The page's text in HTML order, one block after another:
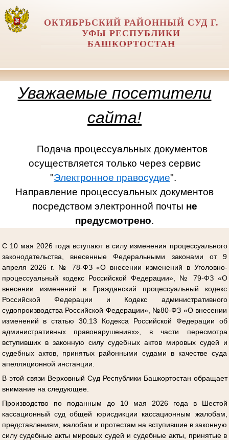
ОКТЯБРЬСКИЙ РАЙОННЫЙ СУД Г.
УФЫ РЕСПУБЛИКИ
БАШКОРТОСТАН
Уважаемые посетители
сайта!
Подача процессуальных документов
осуществляется только через сервис
"Электронное правосудие".
Направление процессуальных документов
посредством электронной почты не
предусмотрено.
С 10 мая 2026 года вступают в силу изменения процессуального
законодательства, внесенные Федеральными законами от 9
апреля 2026 г. № 78-ФЗ «О внесении изменений в Уголовно-
процессуальный кодекс Российской Федерации», № 79-ФЗ «О
внесении изменений в Гражданский процессуальный кодекс
Российской Федерации и Кодекс административного
судопроизводства Российской Федерации», №80-ФЗ «О внесении
изменений в статью 30.13 Кодекса Российской Федерации об
административных правонарушениях», в части пересмотра
вступивших в законную силу судебных актов мировых судей и
судебных актов, принятых районными судами в качестве суда
апелляционной инстанции.
В этой связи Верховный Суд Республики Башкортостан обращает
внимание на следующее.
Производство по поданным до 10 мая 2026 года в Шестой
кассационный суд общей юрисдикции кассационным жалобам,
представлениям, жалобам и протестам на вступившие в законную
силу судебные акты мировых судей и судебные акты, принятые в